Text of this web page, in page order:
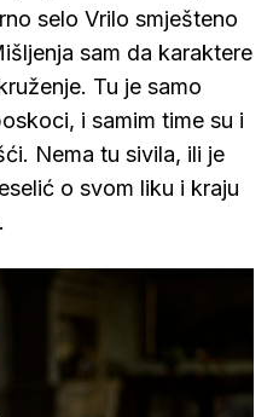
selo Vrilo smješteno
sam da karaktere
Tu je samo
i samim time su i
Nema tu sivila, ili je
o svom liku i kraju